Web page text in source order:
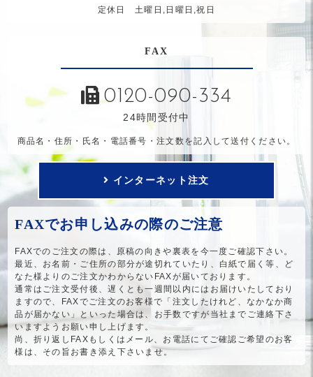
定休日 土曜日,日曜日,祝日
FAX
0120-090-334
24時間受付中
商品名・住所・氏名・電話番号・注文数を記入して送付ください。
インターネット注文
FAXでお申し込みの際のご注意
FAXでのご注文の際は、原稿の向きや裏表を今一度ご確認下さい。
最近、お名前・ご住所の部分が途切れていたり、白紙で届く等、ど
なた様よりのご注文かわからないFAXが届いております。
通常はご注文受付後、遅くとも一週間以内にはお届けいたしており
ますので、FAXでご注文のお客様で「注文したけれど、なかなか商
品が届かない」といった場合は、お手数ですが当社までご連絡下さ
いますようお願い申し上げます。
尚、折り返しFAXもしくはメール、お電話にてご確認ご希望のお客
様は、その旨お書き添え下さいませ。